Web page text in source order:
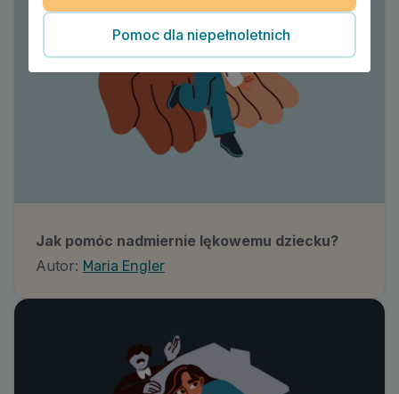
Jak pomóc nadmiernie lękowemu dziecku?
Autor: Maria Engler
Pomoc dla niepełnoletnich